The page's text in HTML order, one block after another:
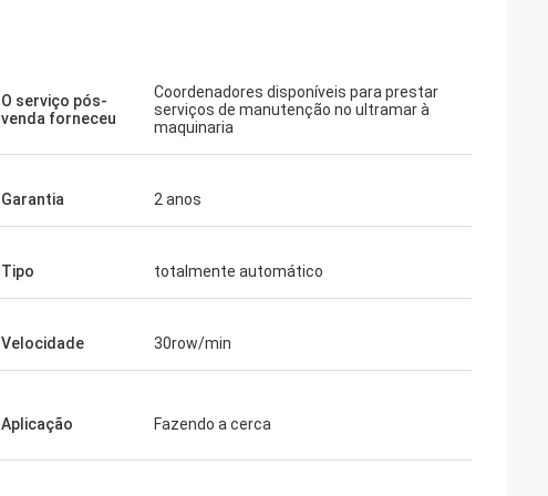
O serviço pós-
venda forneceu
Coordenadores disponíveis para prestar
serviços de manutenção no ultramar à
maquinaria
Garantia 2 anos
Tipo totalmente automático
Velocidade 30row/min
Aplicação Fazendo a cerca